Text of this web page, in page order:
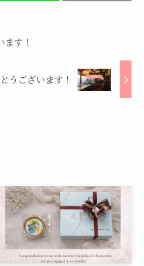
す！
うございます！